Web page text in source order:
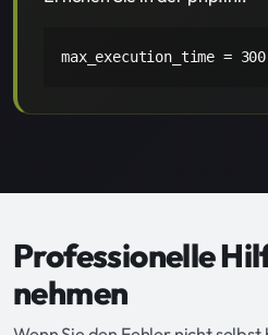
max_execution_time = 300
Professionelle
nehmen